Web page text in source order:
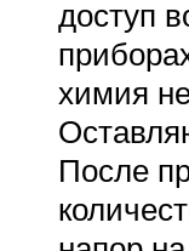
доступ
химия
После